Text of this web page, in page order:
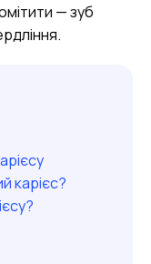
— зуб
карієс?